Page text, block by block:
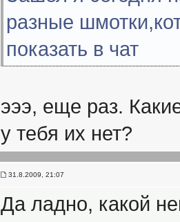
разные
показать в чат
эээ, еще раз.
у тебя их нет?
31.8.2009, 21:07
Да ладно, какой